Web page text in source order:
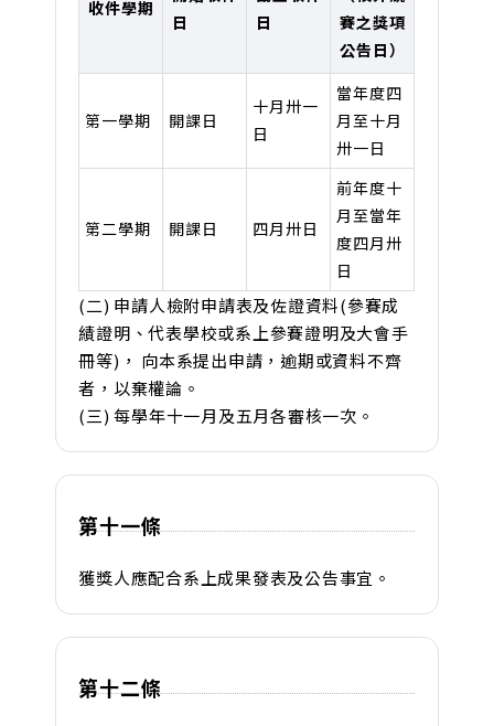
收件學期
日
日
賽之獎項
公告日）
第一學期 開課日
十月卅一
日
當年度四
月至十月
卅一日
第二學期 開課日 四月卅日
前年度十
月至當年
度四月卅
日
(二) 申請人檢附申請表及佐證資料(參賽成
績證明、代表學校或系上參賽證明及大會手
冊等)， 向本系提出申請，逾期或資料不齊
者，以棄權論。
(三) 每學年十一月及五月各審核一次。
第十一條
獲獎人應配合系上成果發表及公告事宜。
第十二條